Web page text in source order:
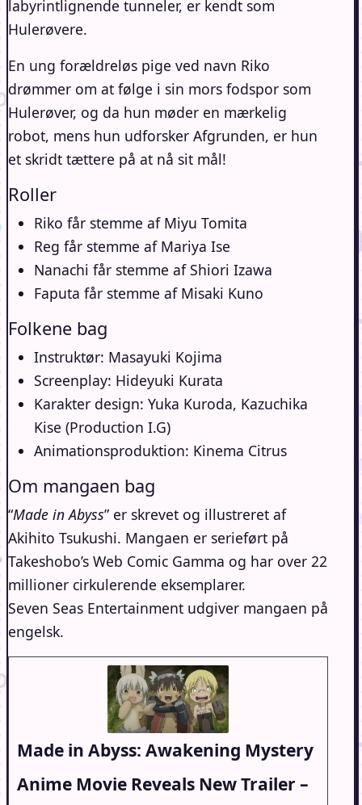
labyrintlignende tunneler, er kendt som
Hulerøvere.
En ung forældreløs pige ved navn Riko
drømmer om at følge i sin mors fodspor som
Hulerøver, og da hun møder en mærkelig
robot, mens hun udforsker Afgrunden, er hun
et skridt tættere på at nå sit mål!
Roller
Riko får stemme af Miyu Tomita
Reg får stemme af Mariya Ise
Nanachi får stemme af Shiori Izawa
Faputa får stemme af Misaki Kuno
Folkene bag
Instruktør: Masayuki Kojima
Screenplay: Hideyuki Kurata
Karakter design: Yuka Kuroda, Kazuchika
Kise (Production I.G)
Animationsproduktion: Kinema Citrus
Om mangaen bag
“Made in Abyss” er skrevet og illustreret af
Akihito Tsukushi. Mangaen er serieført på
Takeshobo’s Web Comic Gamma og har over 22
millioner cirkulerende eksemplarer.
Seven Seas Entertainment udgiver mangaen på
engelsk.
Made in Abyss: Awakening Mystery
Anime Movie Reveals New Trailer –